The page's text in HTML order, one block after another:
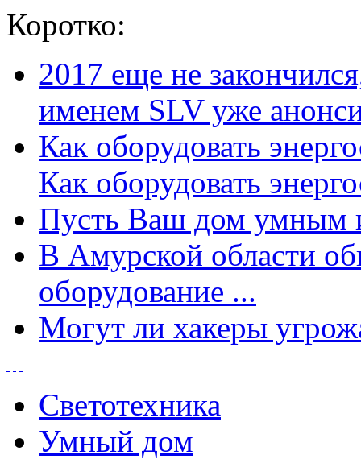
Коротко:
2017 еще не
именем SLV уже
Как оборудовать
Как оборудовать
Пусть Ваш дом умным
В Амурской области
оборудование ...
Могут ли хакеры
Светотехника
Умный дом